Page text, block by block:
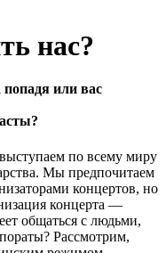
нас?
или вас
по всему миру
Мы предпочитаем
концертов, но
концерта —
общаться с людьми,
Рассмотрим,